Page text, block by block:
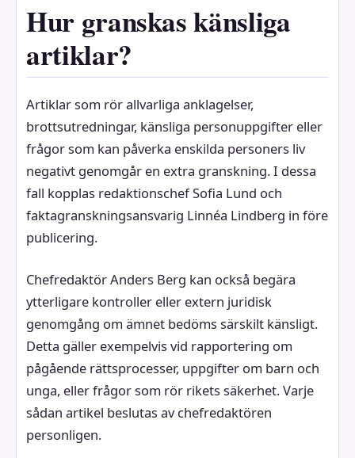
Hur granskas känsliga
artiklar?
Artiklar som rör allvarliga anklagelser,
brottsutredningar, känsliga personuppgifter eller
frågor som kan påverka enskilda personers liv
negativt genomgår en extra granskning. I dessa
fall kopplas redaktionschef Sofia Lund och
faktagranskningsansvarig Linnéa Lindberg in före
publicering.
Chefredaktör Anders Berg kan också begära
ytterligare kontroller eller extern juridisk
genomgång om ämnet bedöms särskilt känsligt.
Detta gäller exempelvis vid rapportering om
pågående rättsprocesser, uppgifter om barn och
unga, eller frågor som rör rikets säkerhet. Varje
sådan artikel beslutas av chefredaktören
personligen.